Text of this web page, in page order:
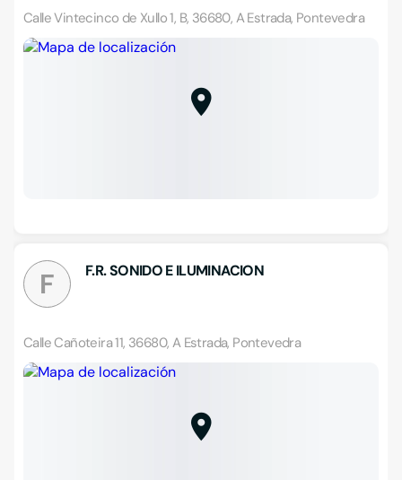
Calle Vintecinco de Xullo 1, B, 36680, A Estrada, Pontevedra
F F.R. SONIDO E ILUMINACION
Calle Cañoteira 11, 36680, A Estrada, Pontevedra